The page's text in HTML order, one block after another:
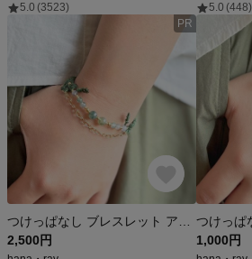
5.0 (3523)
5.0 (448)
PR
2,500円
1,000円